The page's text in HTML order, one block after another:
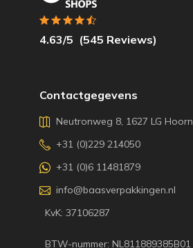
Contactgegevens
Neutronweg 8, 1627 LG Hoorn
+31 (0)229 214050
+31 (0)6 11481879
info@baasverpakkingen.nl
KvK: 37106287
BTW-nummer: NL811889385B01
4.63/5 (545 Reviews)